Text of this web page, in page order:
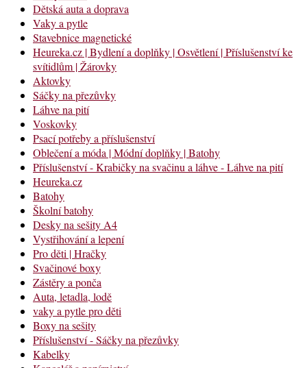
Dětská auta a doprava
Vaky a pytle
Stavebnice magnetické
Heureka.cz | Bydlení a doplňky | Osvětlení | Příslušenství ke
svítidlům | Žárovky
Aktovky
Sáčky na přezůvky
Láhve na pití
Voskovky
Psací potřeby a příslušenství
Oblečení a móda | Módní doplňky | Batohy
Příslušenství - Krabičky na svačinu a láhve - Láhve na pití
Heureka.cz
Batohy
Školní batohy
Desky na sešity A4
Vystřihování a lepení
Pro děti | Hračky
Svačinové boxy
Zástěry a ponča
Auta, letadla, lodě
vaky a pytle pro děti
Boxy na sešity
Příslušenství - Sáčky na přezůvky
Kabelky